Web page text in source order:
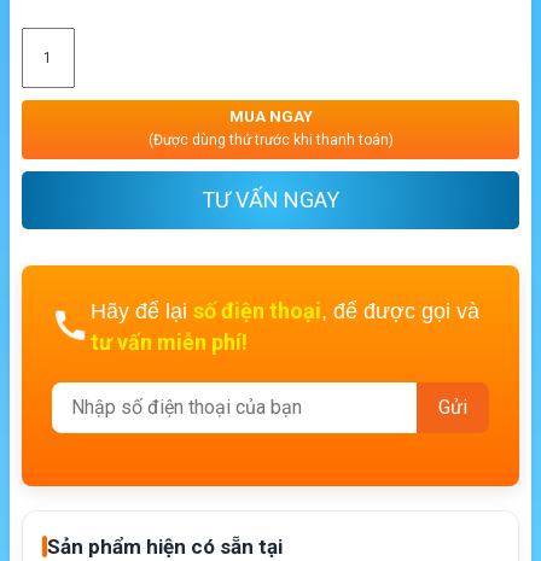
MUA NGAY
(Được dùng thử trước khi thanh toán)
TƯ VẤN NGAY
Hãy để lại số điện thoại, để được gọi và
tư vấn miễn phí!
Sản phẩm hiện có sẵn tại